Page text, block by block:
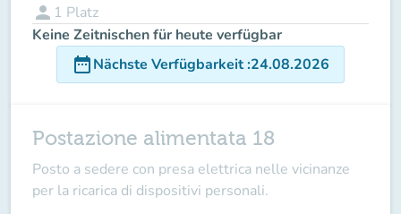
person 1 Platz
Keine Zeitnischen für heute verfügbar
date_rangeNächste Verfügbarkeit:24.08.2026
Postazione alimentata 18
Posto a sedere con presa elettrica nelle vicinanze
per la ricarica di dispositivi personali.